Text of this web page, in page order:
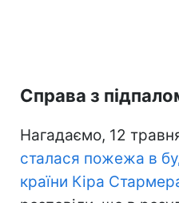
Справа з
Нагадаємо, 12
сталася пожежа в
країни Кіра